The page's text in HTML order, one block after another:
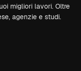
migliori lavori. Oltre
agenzie e studi.